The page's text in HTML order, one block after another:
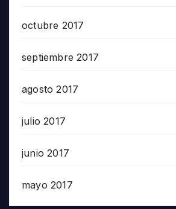
octubre 2017
septiembre 2017
agosto 2017
julio 2017
junio 2017
mayo 2017